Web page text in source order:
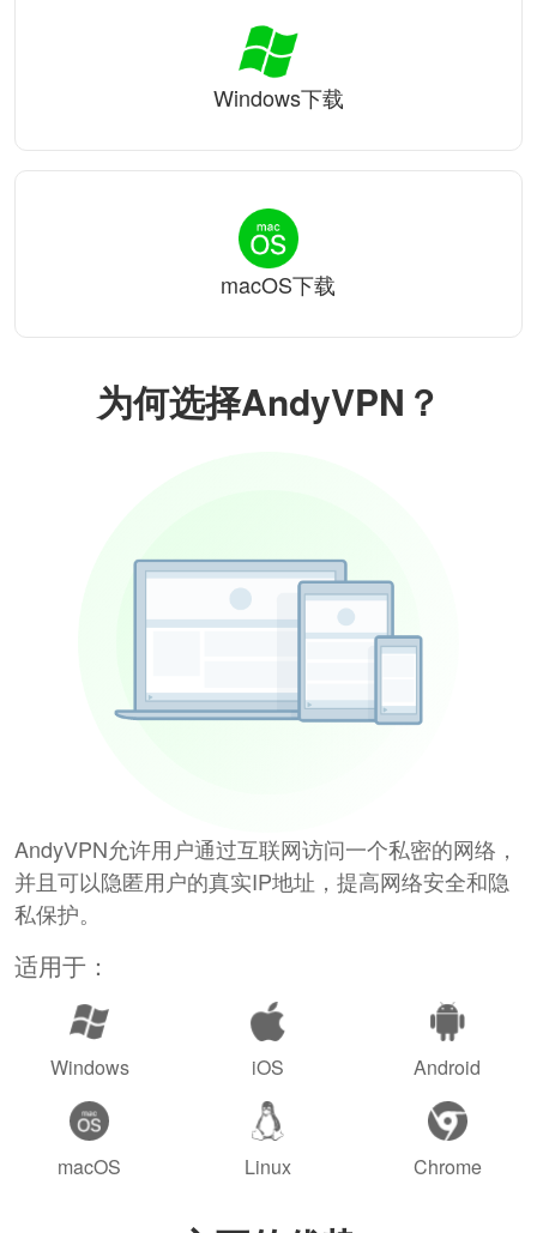
为何选择AndyVPN？
AndyVPN允许用户通过互联网访问一个私密的网络，
并且可以隐匿用户的真实IP地址，提高网络安全和隐
私保护。
适用于：
Windows iOS Android
macOS Linux Chrome
Windows下载
macOS下载